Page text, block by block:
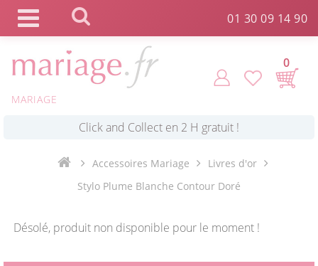
01 30 09 14 90
MARIAGE
0
Commande expédiée en 24h ! *
Livraison point relais gratuit dès 89 € !
Accessoires Mariage
Livres d'or
Stylo Plume Blanche Contour Doré
Désolé, produit non disponible pour le moment !
Panneau de gestion des cookies